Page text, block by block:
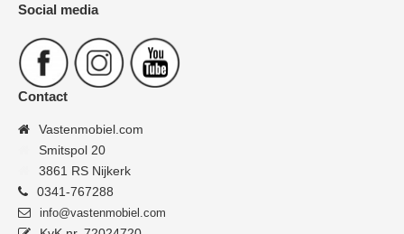
Social media
Contact
Vastenmobiel.com
Smitspol 20
3861 RS Nijkerk
0341-767288
info@vastenmobiel.com